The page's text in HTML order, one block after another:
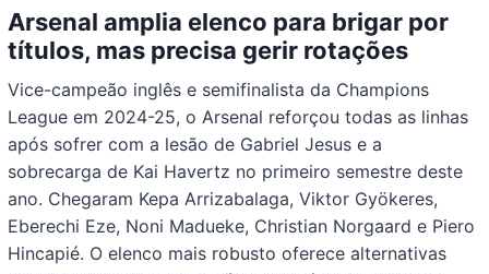
Arsenal amplia elenco para brigar por
títulos, mas precisa gerir rotações
Vice-campeão inglês e semifinalista da Champions
League em 2024-25, o Arsenal reforçou todas as linhas
após sofrer com a lesão de Gabriel Jesus e a
sobrecarga de Kai Havertz no primeiro semestre deste
ano. Chegaram Kepa Arrizabalaga, Viktor Gyökeres,
Eberechi Eze, Noni Madueke, Christian Norgaard e Piero
Hincapié. O elenco mais robusto oferece alternativas